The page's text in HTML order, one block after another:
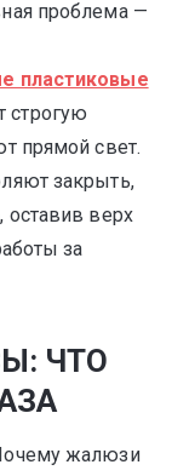
проблема —
пластиковые
строгую
прямой свет.
закрыть,
верх
за
ЧТО
жалюзи